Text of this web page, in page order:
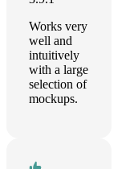
Works very
well and
intuitively
with a large
selection of
mockups.